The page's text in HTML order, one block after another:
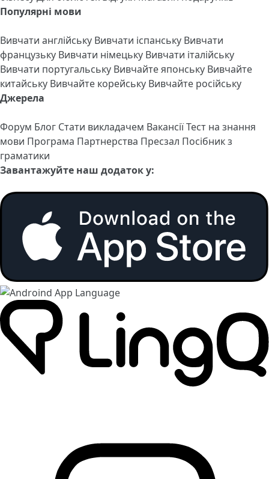
Популярні мови
Вивчати англійську Вивчати іспанську Вивчати
французьку Вивчати німецьку Вивчати італійську
Вивчати португальську Вивчайте японську Вивчайте
китайську Вивчайте корейську Вивчайте російську
Джерела
Форум Блог Стати викладачем ВакансіїТест на знання
мови Програма Партнерства Пресзал Посібник з
граматики
Завантажуйте наш додаток у: